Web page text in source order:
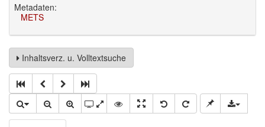
Metadaten:
METS
Inhaltsverz. u. Volltextsuche